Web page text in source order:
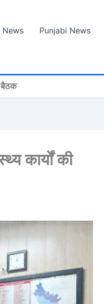
News Punjabi News
बैठक
कार्यों की